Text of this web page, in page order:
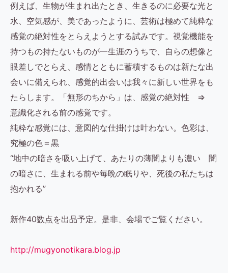
例えば、生物が生まれ出たとき、生きるのに必要な光と
水、空気感が、美であったように、芸術は極めて純粋な
感覚の絶対性をとらえようとする試みです。視覚機能を
持つもの持たないものが一生涯のうちで、自らの想像と
眼差しでとらえ、感情とともに蓄積するものは新たな出
会いに備えられ、感覚的出会いは我々に新しい世界をも
たらします。「無形のちから」は、感覚の絶対性 ⇒
意識化される前の感覚です。
純粋な感覚には、意図的な仕掛けは叶わない。色彩は、
究極の色＝黒
“地中の暗さを吸い上げて、あたりの薄闇よりも濃い 闇
の暗さに、生まれる前や毎晩の眠りや、死後の私たちは
抱かれる”
新作40数点を出品予定。是非、会場でご覧ください。
http://mugyonotikara.blog.jp